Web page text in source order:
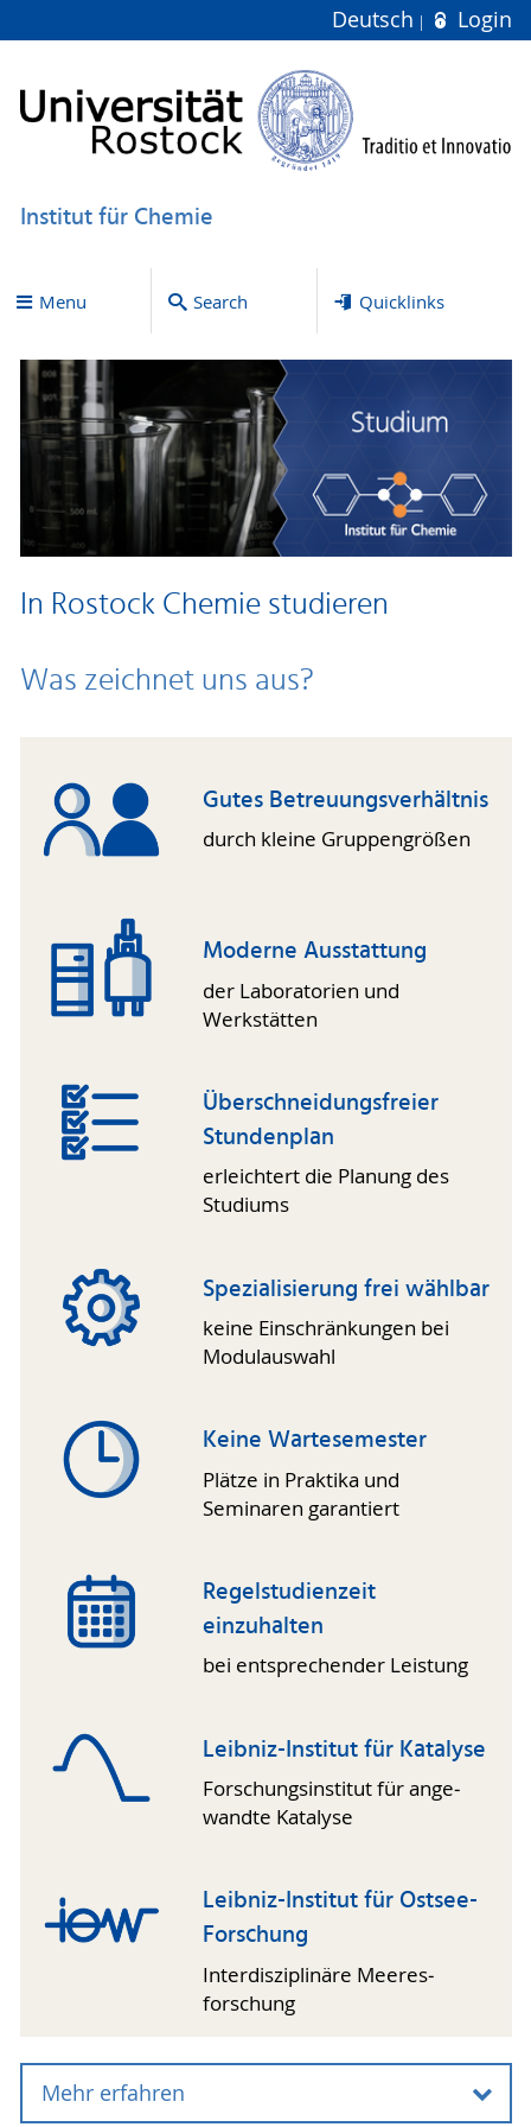
Deutsch Login
Institut für Chemie
Menu Search Quicklinks
In Rostock Chemie studieren
Was zeichnet uns aus?
Gutes Betreuungs­verhältnis
durch kleine Gruppen­größen
Moderne Ausstattung
der Laboratorien und
Werkstätten
Überschneidungsfreier
Stundenplan
erleichtert die Planung des
Studiums
Spezialisierung frei wählbar
keine Ein­schrän­kun­gen bei
Modul­auswahl
Keine Warte­semester
Plätze in Praktika und
Seminaren garantiert
Regelstudienzeit
einzuhalten
bei entspre­chender Leistung
Leibniz-Institut für Katalyse
Forschungs­institut für ange­
wandte Katalyse
Leibniz-Institut für Ostsee-
Forschung
Inter­disziplinäre Meeres­
forschung
Mehr erfahren